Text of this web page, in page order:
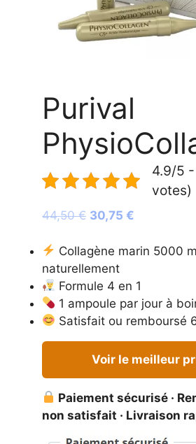
Purival
4.9/5
votes)
44,50€ Le
initial
était :
44,50 €.
30,75 €
actuel
30,75 €.
Collagène marin 5000
naturellement
Formule 4 en 1
1 ampoule par jour à
Satisfait ou remboursé
Voir le meilleur
Paiement sécurisé ·
non satisfait · Livraison